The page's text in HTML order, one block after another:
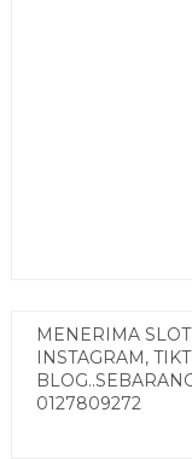
MENERIMA
INSTAGRAM,
0127809272